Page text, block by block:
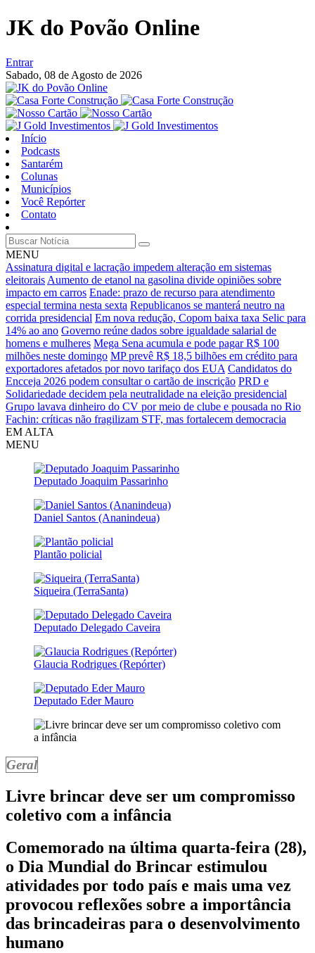
JK do Povão Online
Entrar
Sabado, 08 de Agosto de 2026
Início
Podcasts
Santarém
Colunas
Municípios
Você Repórter
Contato
MENU
Assinatura digital e lacração impedem alteração em sistemas
eleitorais Aumento de etanol na gasolina divide opiniões sobre
impacto em carros Enade: prazo de recurso para atendimento
especial termina nesta sexta Republicanos se manterá neutro na
corrida presidencial Em nova redução, Copom baixa taxa Selic para
14% ao ano Governo reúne dados sobre igualdade salarial de
homens e mulheres Mega Sena acumula e pode pagar R$ 100
milhões neste domingo MP prevê R$ 18,5 bilhões em crédito para
exportadores afetados por novo tarifaço dos EUA Candidatos do
Encceja 2026 podem consultar o cartão de inscrição PRD e
Solidariedade decidem pela neutralidade na eleição presidencial
Grupo lavava dinheiro do CV por meio de clube e pousada no Rio
Fachin: críticas não fragilizam STF, mas fortalecem democracia
EM ALTA
MENU
Deputado Joaquim Passarinho
Daniel Santos (Ananindeua)
Plantão policial
Siqueira (TerraSanta)
Deputado Delegado Caveira
Glaucia Rodrigues (Repórter)
Deputado Eder Mauro
Geral
Livre brincar deve ser um compromisso
coletivo com a infância
Comemorado na última quarta-feira (28),
o Dia Mundial do Brincar estimulou
atividades por todo país e mais uma vez
provocou reflexões sobre a importância
das brincadeiras para o desenvolvimento
humano